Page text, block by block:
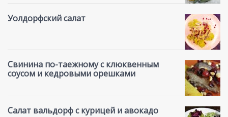
Уолдорфский салат
Свинина по-таежному с клюквенным
соусом и кедровыми орешками
Салат вальдорф с курицей и авокадо